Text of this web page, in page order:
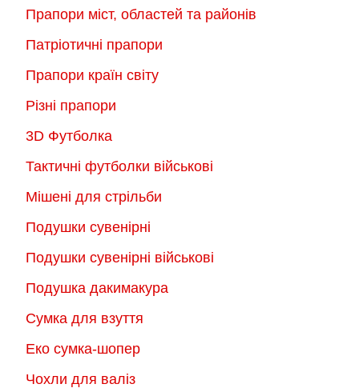
Прапори міст, областей та районів
Патріотичні прапори
Прапори країн світу
Різні прапори
3D Футболка
Тактичні футболки військові
Мішені для стрільби
Подушки сувенірні
Подушки сувенірні військові
Подушка дакимакура
Сумка для взуття
Еко сумка-шопер
Чохли для валіз